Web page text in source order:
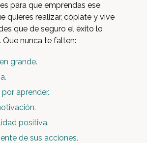
para que emprendas ese
quieres realizar, cópiate y vive
que de seguro el éxito lo
Que nunca te falten:
grande.
por aprender.
positiva.
de sus acciones.